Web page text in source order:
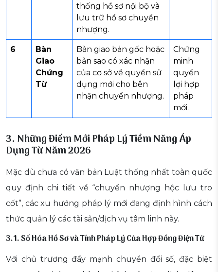
thống hồ sơ nội bộ và
lưu trữ hồ sơ chuyển
nhượng.
6
Bàn
Giao
Chứng
Từ
Bàn giao bản gốc hoặc
bản sao có xác nhận
của cơ sở về quyền sử
dụng mới cho bên
nhận chuyển nhượng.
Chứng
minh
quyền
lợi hợp
pháp
mới.
3. Những Điểm Mới Pháp Lý Tiềm Năng Áp
Dụng Từ Năm 2026
Mặc dù chưa có văn bản Luật thống nhất toàn quốc
quy định chi tiết về “chuyển nhượng hộc lưu tro
cốt”, các xu hướng pháp lý mới đang định hình cách
thức quản lý các tài sản/dịch vụ tâm linh này.
3.1. Số Hóa Hồ Sơ và Tính Pháp Lý Của Hợp Đồng Điện Tử
Với chủ trương đẩy mạnh chuyển đổi số, đặc biệt